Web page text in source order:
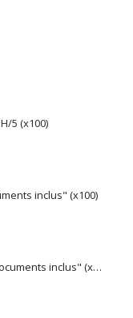
5 (x100)
inclus" (x100)
225x166mm A5 Pochettes "documents inclus" (x100)